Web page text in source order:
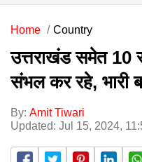
Home Country
उत्तराखंड समेत 10
संभल कर रहे, भारी
By: Amit Tiwari
Updated: Jul 15, 2024,